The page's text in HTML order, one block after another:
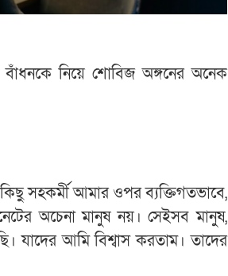
নিয়ে শোবিজ অঙ্গনের অনেক
সহকর্মী আমার ওপর ব্যক্তিগতভাবে,
অচেনা মানুষ নয়। সেইসব মানুষ,
যাদের আমি বিশ্বাস করতাম। তাদের